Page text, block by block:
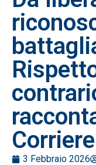
3 Febbraio 2026